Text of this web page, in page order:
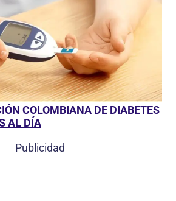
COLOMBIANA DE DIABETES
AL DÍA
Publicidad